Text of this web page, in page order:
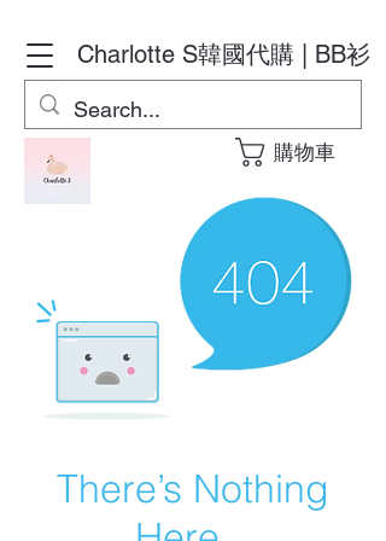
Charlotte S韓國代購 | BB衫
購物車
There’s Nothing